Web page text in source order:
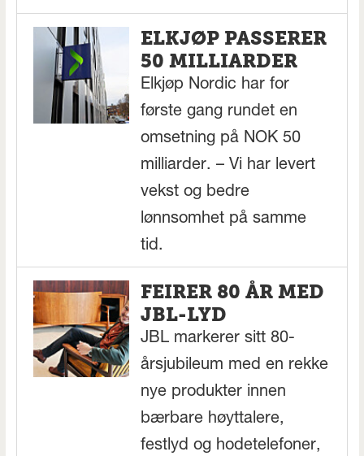
ELKJØP PASSERER
50 MILLIARDER
Elkjøp Nordic har for
første gang rundet en
omsetning på NOK 50
milliarder. – Vi har levert
vekst og bedre
lønnsomhet på samme
tid.
FEIRER 80 ÅR MED
JBL-LYD
JBL markerer sitt 80-
årsjubileum med en rekke
nye produkter innen
bærbare høyttalere,
festlyd og hodetelefoner,